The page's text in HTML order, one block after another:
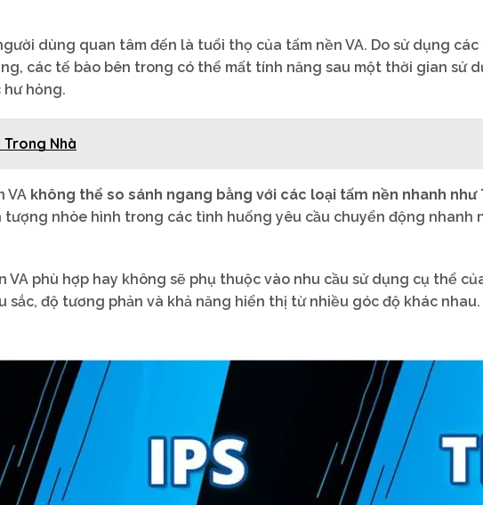
dùng quan tâm đến là tuổi thọ của tấm nền VA. Do sử dụng
các tế bào bên trong có thể mất tính năng sau một thời gian sử
hư hỏng.
Trong Nhà
VA không thể so sánh ngang bằng với các loại tấm nền nhanh như
nhòe hình trong các tình huống yêu cầu chuyển động nhanh
VA phù hợp hay không sẽ phụ thuộc vào nhu cầu sử dụng cụ thể
sắc, độ tương phản và khả năng hiển thị từ nhiều góc độ khác nhau.